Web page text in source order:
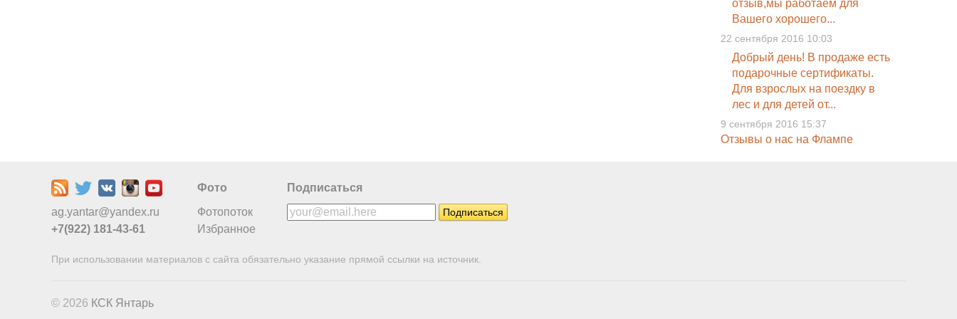
отзыв,мы работаем для
Вашего хорошего...
22 сентября 2016 10:03
Добрый день! В продаже есть
подарочные сертификаты.
Для взрослых на поездку в
лес и для детей от...
9 сентября 2016 15:37
Отзывы о нас на Флампе
ag.yantar@yandex.ru
+7(922) 181-43-61
Фото
Фотопоток
Избранное
Подписаться
При использовании материалов с сайта обязательно указание прямой ссылки на источник.
© 2026 КСК Янтарь